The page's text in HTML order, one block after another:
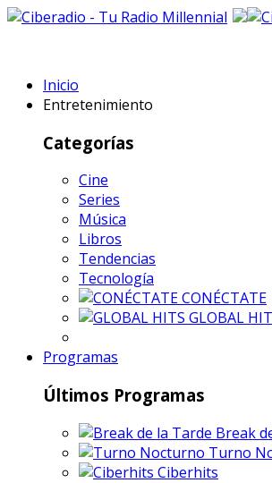
Inicio
Entretenimiento
Categorías
Cine
Series
Música
Libros
Tendencias
Tecnología
CONÉCTATE
GLOBAL
Programas
Últimos Programas
Break
Turno
Ciberhits